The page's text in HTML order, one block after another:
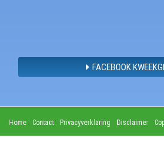
FACEBOOK
Home Contact Privacyverklaring Disclaimer